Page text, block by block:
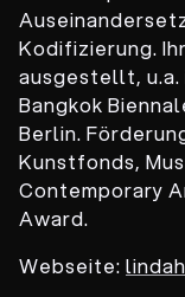
Kodifizierung.
ausgestellt, u.a.
Bangkok
Berlin.
Kunstfonds,
Contemporary
Award.
Webseite: